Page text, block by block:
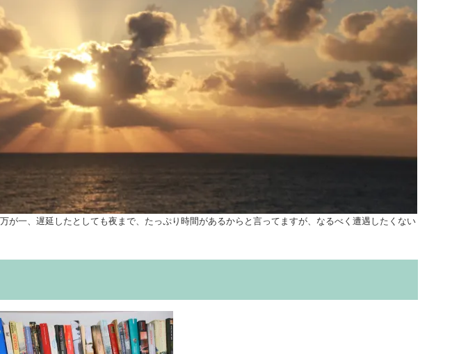
が一、遅延したとしても夜まで、たっぷり時間があるからと言ってますが、なるべく遭遇したくない